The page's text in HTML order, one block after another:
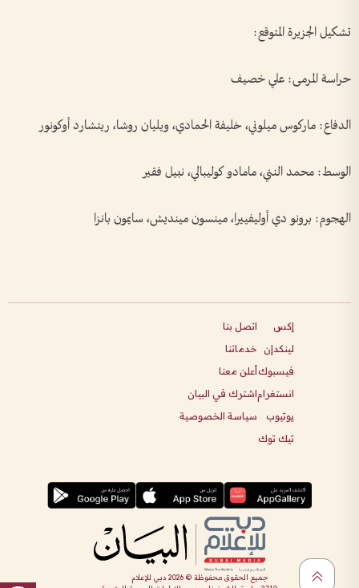
تشكيل الجزيرة المتوقع:
حراسة المرمى: علي خصيف
الدفاع: ماركوس ميلوني، خليفة الحمادي، ويليان روشا، ريتشارد أوكونور
الوسط: محمد النني، مامادو كوليبالي، نبيل فقير
الهجوم: برونو دي أوليفييرا، مينسون مينديش، سايمون بانزا
إكس
لينكدإن
فيسبوك
انستغرام
يوتيوب
تيك توك
اتصل بنا
خدماتنا
أعلن معنا
اشترك في البيان
سياسة الخصوصية
جميع الحقوق محفوظة ©2026 دبي للإعلام